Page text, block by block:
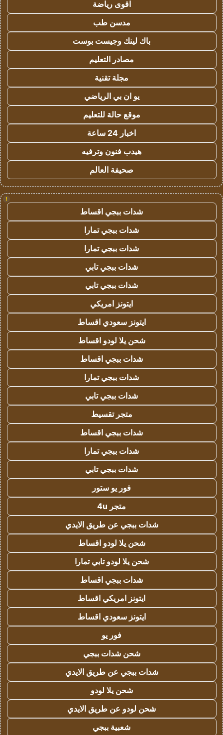
اقوى رياضة
مدسن طب
باك لينك وجيست بوست
مصادر التعليم
مجلة تقنية
يو ان بي الرياضي
موقع حالة للتعليم
اخبار 24 ساعة
هيدب فنون وترفيه
صحيفة العالم
!
شدات ببجي اقساط
شدات ببجي تمارا
شدات ببجي تمارا
شدات ببجي تابي
شدات ببجي تابي
ايتونز امريكي
ايتونز سعودي اقساط
شحن يلا لودو اقساط
شدات ببجي اقساط
شدات ببجي تمارا
شدات ببجي تابي
متجر تقسيط
شدات ببجي اقساط
شدات ببجي تمارا
شدات ببجي تابي
فور يو ستور
متجر 4u
شدات ببجي عن طريق الايدي
شحن يلا لودو اقساط
شحن يلا لودو تابي تمارا
شدات ببجي اقساط
ايتونز امريكي اقساط
ايتونز سعودي اقساط
فور يو
شحن شدات ببجي
شدات ببجي عن طريق الايدي
شحن يلا لودو
شحن لودو عن طريق الايدي
شعبية ببجي